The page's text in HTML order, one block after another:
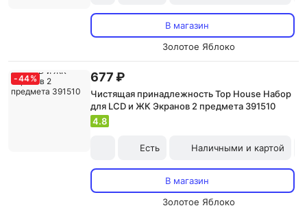
В магазин
Золотое Яблоко
-44% 677 ₽
Чистящая принадлежность Top House Набор
для LCD и ЖК Экранов 2 предмета 391510
4.8
Есть Наличными и картой
В магазин
Золотое Яблоко